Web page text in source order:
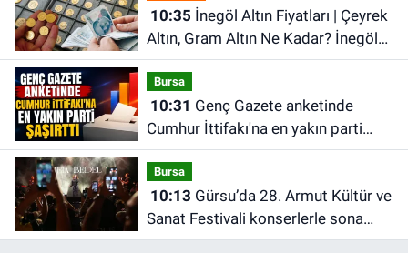
10:35
Altın, Gram Altın Ne Kadar? İnegöl
Kapalı Çarşı'da Altın Ne Kadar?
Bursa
10:31
Cumhur İttifakı'na en yakın parti
şaşırttı
Bursa
10:13
Sanat Festivali konserlerle sona
erdi